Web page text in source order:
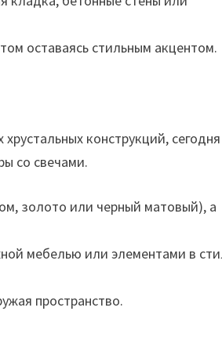
оставаясь стильным акцентом.
конструкций,
со свечами.
золото или черный матовый), а
мебелью или элементами в
пространство.